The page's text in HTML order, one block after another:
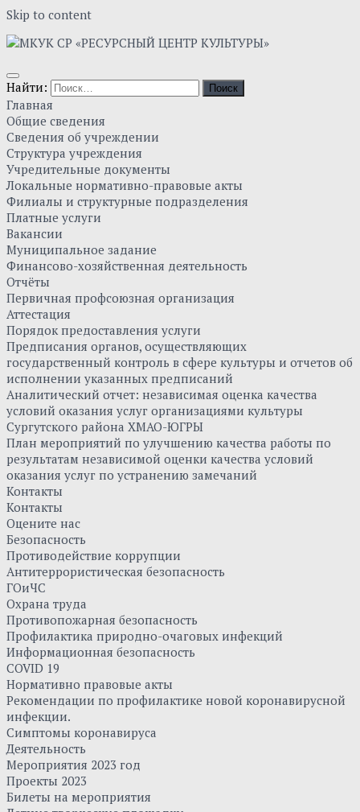
Skip to content
Найти:
Главная
Общие сведения
Сведения об учреждении
Структура учреждения
Учредительные документы
Локальные нормативно-правовые акты
Филиалы и структурные подразделения
Платные услуги
Вакансии
Муниципальное задание
Финансово-хозяйственная деятельность
Отчёты
Первичная профсоюзная организация
Аттестация
Порядок предоставления услуги
Предписания органов, осуществляющих
государственный контроль в сфере культуры и отчетов об
исполнении указанных предписаний
Аналитический отчет: независимая оценка качества
условий оказания услуг организациями культуры
Сургутского района ХМАО-ЮГРЫ
План мероприятий по улучшению качества работы по
результатам независимой оценки качества условий
оказания услуг по устранению замечаний
Контакты
Контакты
Оцените нас
Безопасность
Противодействие коррупции
Антитеррористическая безопасность
ГОиЧС
Охрана труда
Противопожарная безопасность
Профилактика природно-очаговых инфекций
Информационная безопасность
COVID 19
Нормативно правовые акты
Рекомендации по профилактике новой коронавирусной
инфекции.
Симптомы коронавируса
Деятельность
Мероприятия 2023 год
Проекты 2023
Билеты на мероприятия